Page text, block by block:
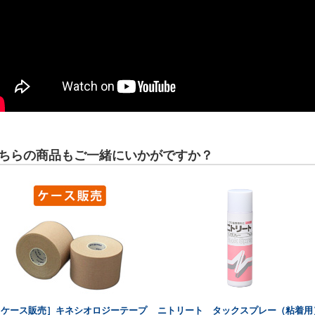
らの商品もご一緒にいかがですか？
ース販売］キネシオロジーテープ ニトリート タックスプレー（粘着用